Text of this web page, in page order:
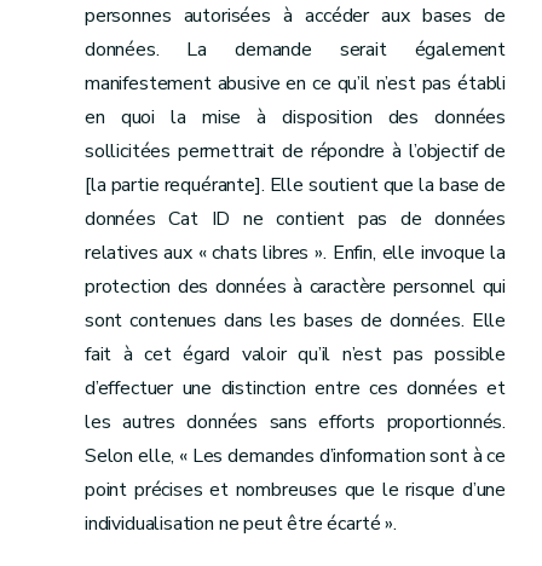
personnes autorisées à accéder aux bases de
données. La demande serait également
manifestement abusive en ce qu’il n’est pas établi
en quoi la mise à disposition des données
sollicitées permettrait de répondre à l’objectif de
[la partie requérante]. Elle soutient que la base de
données Cat ID ne contient pas de données
relatives aux « chats libres ». Enfin, elle invoque la
protection des données à caractère personnel qui
sont contenues dans les bases de données. Elle
fait à cet égard valoir qu’il n’est pas possible
d’effectuer une distinction entre ces données et
les autres données sans efforts proportionnés.
Selon elle, « Les demandes d’information sont à ce
point précises et nombreuses que le risque d’une
individualisation ne peut être écarté ».